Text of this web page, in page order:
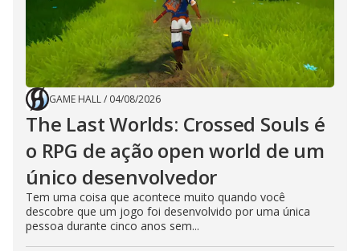
GAME HALL/ 04/08/2026
The Last Worlds: Crossed Souls é
o RPG de ação open world de um
único desenvolvedor
Tem uma coisa que acontece muito quando você
descobre que um jogo foi desenvolvido por uma única
pessoa durante cinco anos sem...